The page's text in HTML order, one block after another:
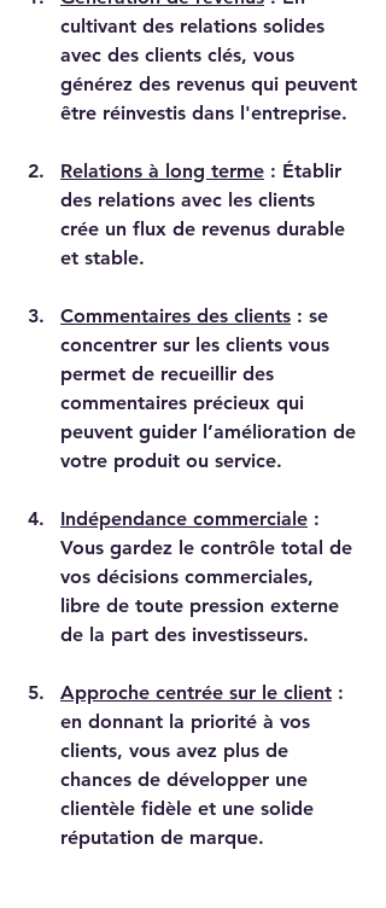
cultivant des relations solides
avec des clients clés, vous
générez des revenus qui peuvent
être réinvestis dans l'entreprise.
Relations à long terme : Établir
des relations avec les clients
crée un flux de revenus durable
et stable.
Commentaires des clients : se
concentrer sur les clients vous
permet de recueillir des
commentaires précieux qui
peuvent guider l’amélioration de
votre produit ou service.
Indépendance commerciale :
Vous gardez le contrôle total de
vos décisions commerciales,
libre de toute pression externe
de la part des investisseurs.
Approche centrée sur le client :
en donnant la priorité à vos
clients, vous avez plus de
chances de développer une
clientèle fidèle et une solide
réputation de marque.